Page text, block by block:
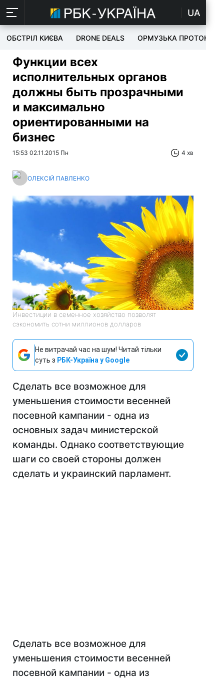
UA
ОБСТРІЛ КИЄВА DRONE DEALS ОРМУЗЬКА ПРОТОКА
Функции всех
исполнительных органов
должны быть прозрачными
и максимально
ориентированными на
бизнес
15:53 02.11.2015 Пн 4 хв
ОЛЕКСІЙ ПАВЛЕНКО
Инвестиции в семенное хозяйство позволят
сэкономить сотни миллионов долларов
Не витрачай час на шум! Читай тільки
суть з РБК-Україна у Google
Сделать все возможное для
уменьшения стоимости весенней
посевной кампании - одна из
основных задач министерской
команды. Однако соответствующие
шаги со своей стороны должен
сделать и украинский парламент.
Сделать все возможное для
уменьшения стоимости весенней
посевной кампании - одна из